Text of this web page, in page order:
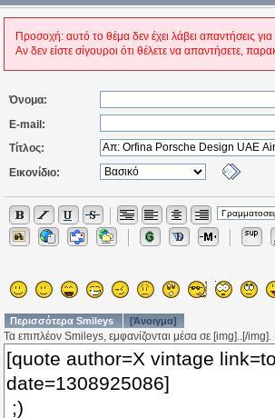
Προσοχή: αυτό το θέμα δεν έχει λάβει απαντήσεις
Αν δεν είστε σίγουροι ότι θέλετε να απαντήσετε,
Όνομα:
E-mail:
Τίτλος:
Εικονίδιο:
Περισσότερα Smileys [Άνοιγμα]
Τα επιπλέον Smileys, εμφανίζονται μέσα σε [img]..[/img].